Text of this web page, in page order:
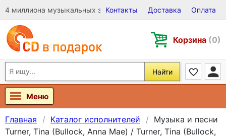
4 миллиона музыкальных записей на Виниле, CD и DVD
Контакты Доставка Оплата
Корзина (0)
Найти
Меню
Главная Каталог исполнителей
Музыка и песни
Turner, Tina (Bullock, Anna Mae) / Turner, Tina (Bullock,